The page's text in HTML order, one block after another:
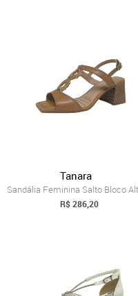
Tanara
R$ 286,20